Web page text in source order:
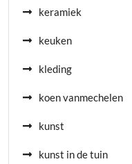
keramiek
keuken
kleding
koen vanmechelen
kunst
kunst in de tuin